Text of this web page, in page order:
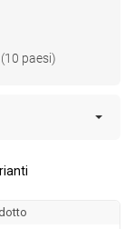
(10 paesi)